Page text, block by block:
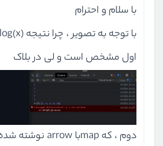
با سلام و احترام
اول مشخص است و لی در بلاک